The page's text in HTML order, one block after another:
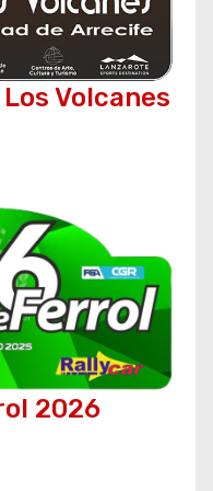
Volcanes
2026